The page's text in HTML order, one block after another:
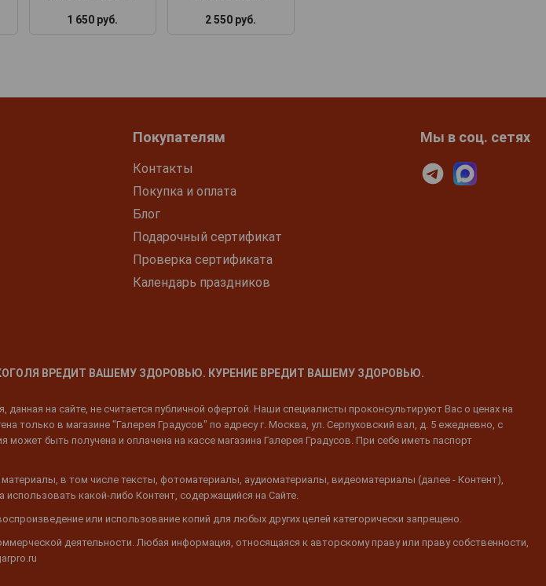
1 650 руб. 2 550 руб.
Покупателям
Контакты
Покупка и оплата
Блог
Подарочный сертификат
Проверка сертификата
Календарь праздников
Мы в соц. сетях
ВРЕДИТ ВАШЕМУ ЗДОРОВЬЮ. КУРЕНИЕ ВРЕДИТ ВАШЕМУ ЗДОРОВЬЮ.
на сайте, не считается публичной офертой. Наши специалисты проконсультируют Вас о ценах на
только в магазине "Галерея Градусов" по адресу г. Москва, ул. Серпуховский вал, д. 5 ежедневно, с
быть получена и оплачена на кассе магазина Галерея Градусов. При себе иметь паспорт
в том числе тексты, фотоматериалы, аудиоматериалы, видеоматериалы (далее - Контент),
какой-либо Контент, содержащийся на Сайте.
или использование копий для любых других целей категорически запрещено.
деятельности. Любая информация, относящаяся к авторскому праву или праву собственности,